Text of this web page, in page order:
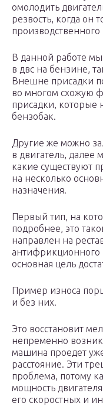
омолодить
резвость, когда он
В данной работе мы
в двс на бензине,
Внешне присадки
во многом схожую
присадки, которые
бензобак.
Другие же можно
в двигатель, далее
какие существуют
на несколько
назначения.
Первый тип, на
подробнее, это
направлен на
антифрикционного
основная цель
Пример износа
и без них.
Это восстановит
непременно
машина проедет
расстояние. Эти
проблема, потому
мощность
его скоростных и